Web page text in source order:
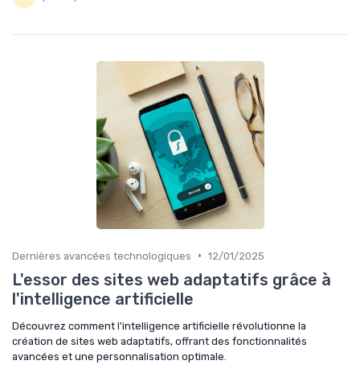
Dernières avancées technologiques • 12/01/2025
L'essor des sites web adaptatifs grâce à
l'intelligence artificielle
Découvrez comment l'intelligence artificielle révolutionne la
création de sites web adaptatifs, offrant des fonctionnalités
avancées et une personnalisation optimale.